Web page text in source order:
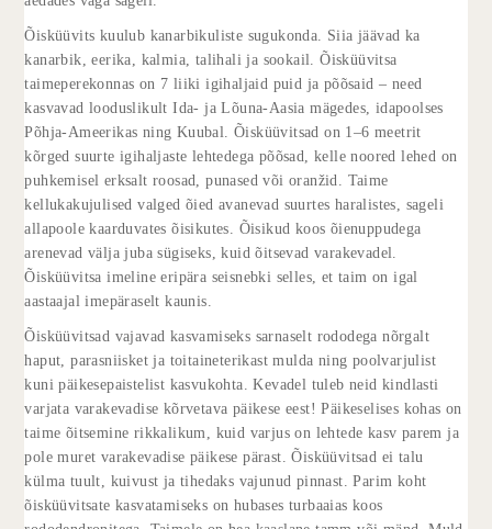
Õisküüvits kuulub kanarbikuliste sugukonda. Siia jäävad ka
kanarbik, eerika, kalmia, talihali ja sookail. Õisküüvitsa
taimeperekonnas on 7 liiki igihaljaid puid ja põõsaid – need
kasvavad looduslikult Ida- ja Lõuna-Aasia mägedes, idapoolses
Põhja-Ameerikas ning Kuubal. Õisküüvitsad on 1–6 meetrit
kõrged suurte igihaljaste lehtedega põõsad, kelle noored lehed on
puhkemisel erksalt roosad, punased või oranžid. Taime
kellukakujulised valged õied avanevad suurtes haralistes, sageli
allapoole kaarduvates õisikutes. Õisikud koos õienuppudega
arenevad välja juba sügiseks, kuid õitsevad varakevadel.
Õisküüvitsa imeline eripära seisnebki selles, et taim on igal
aastaajal imepäraselt kaunis.
Õisküüvitsad vajavad kasvamiseks sarnaselt rododega nõrgalt
haput, parasniisket ja toitaineterikast mulda ning poolvarjulist
kuni päikesepaistelist kasvukohta. Kevadel tuleb neid kindlasti
varjata varakevadise kõrvetava päikese eest! Päikeselises kohas on
taime õitsemine rikkalikum, kuid varjus on lehtede kasv parem ja
pole muret varakevadise päikese pärast. Õisküüvitsad ei talu
külma tuult, kuivust ja tihedaks vajunud pinnast. Parim koht
õisküüvitsate kasvatamiseks on hubases turbaaias koos